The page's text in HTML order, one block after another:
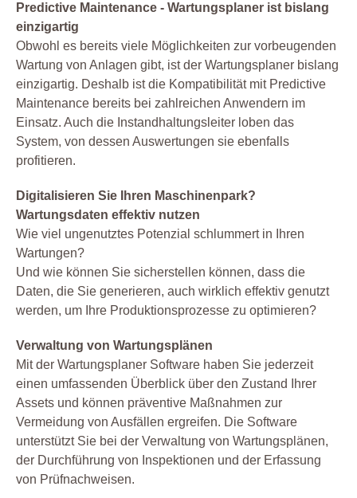
Predictive Maintenance - Wartungsplaner ist bislang
einzigartig
Obwohl es bereits viele Möglichkeiten zur vorbeugenden
Wartung von Anlagen gibt, ist der Wartungsplaner bislang
einzigartig. Deshalb ist die Kompatibilität mit Predictive
Maintenance bereits bei zahlreichen Anwendern im
Einsatz. Auch die Instandhaltungsleiter loben das
System, von dessen Auswertungen sie ebenfalls
profitieren.
Digitalisieren Sie Ihren Maschinenpark?
Wartungsdaten effektiv nutzen
Wie viel ungenutztes Potenzial schlummert in Ihren
Wartungen?
Und wie können Sie sicherstellen können, dass die
Daten, die Sie generieren, auch wirklich effektiv genutzt
werden, um Ihre Produktionsprozesse zu optimieren?
Verwaltung von Wartungsplänen
Mit der Wartungsplaner Software haben Sie jederzeit
einen umfassenden Überblick über den Zustand Ihrer
Assets und können präventive Maßnahmen zur
Vermeidung von Ausfällen ergreifen. Die Software
unterstützt Sie bei der Verwaltung von Wartungsplänen,
der Durchführung von Inspektionen und der Erfassung
von Prüfnachweisen.